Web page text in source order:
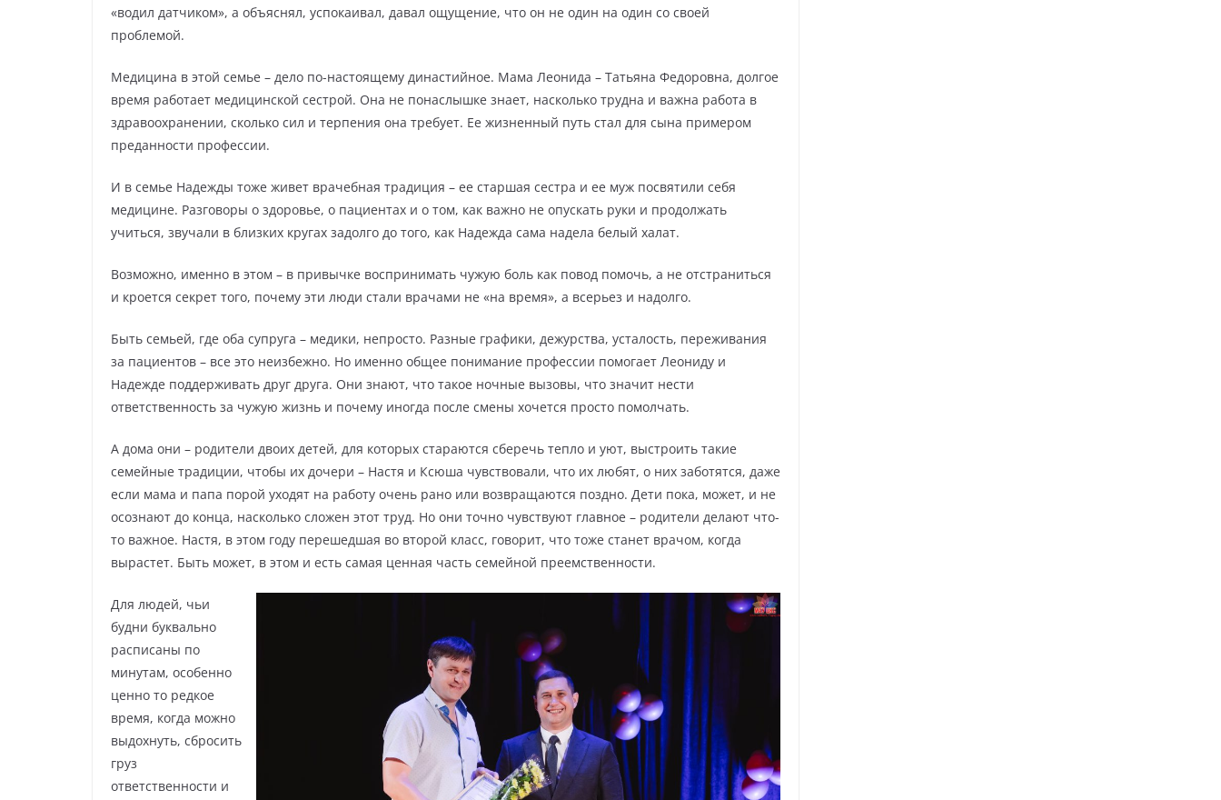
«водил датчиком», а объяснял, успокаивал, давал ощущение, что он не один на один со своей
проблемой.
Медицина в этой семье – дело по-настоящему династийное. Мама Леонида – Татьяна Федоровна, долгое
время работает медицинской сестрой. Она не понаслышке знает, насколько трудна и важна работа в
здравоохранении, сколько сил и терпения она требует. Ее жизненный путь стал для сына примером
преданности профессии.
И в семье Надежды тоже живет врачебная традиция – ее старшая сестра и ее муж посвятили себя
медицине. Разговоры о здоровье, о пациентах и о том, как важно не опускать руки и продолжать
учиться, звучали в близких кругах задолго до того, как Надежда сама надела белый халат.
Возможно, именно в этом – в привычке воспринимать чужую боль как повод помочь, а не отстраниться
и кроется секрет того, почему эти люди стали врачами не «на время», а всерьез и надолго.
Быть семьей, где оба супруга – медики, непросто. Разные графики, дежурства, усталость, переживания
за пациентов – все это неизбежно. Но именно общее понимание профессии помогает Леониду и
Надежде поддерживать друг друга. Они знают, что такое ночные вызовы, что значит нести
ответственность за чужую жизнь и почему иногда после смены хочется просто помолчать.
А дома они – родители двоих детей, для которых стараются сберечь тепло и уют, выстроить такие
семейные традиции, чтобы их дочери – Настя и Ксюша чувствовали, что их любят, о них заботятся, даже
если мама и папа порой уходят на работу очень рано или возвращаются поздно. Дети пока, может, и не
осознают до конца, насколько сложен этот труд. Но они точно чувствуют главное – родители делают что-
то важное. Настя, в этом году перешедшая во второй класс, говорит, что тоже станет врачом, когда
вырастет. Быть может, в этом и есть самая ценная часть семейной преемственности.
Для людей, чьи
будни буквально
расписаны по
минутам, особенно
ценно то редкое
время, когда можно
выдохнуть, сбросить
груз
ответственности и